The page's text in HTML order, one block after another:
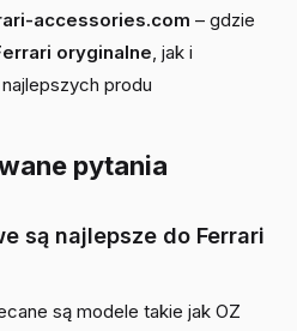
accessories.com – gdzie
oryginalne, jak i
produ
pytania
są najlepsze do Ferrari
są modele takie jak OZ